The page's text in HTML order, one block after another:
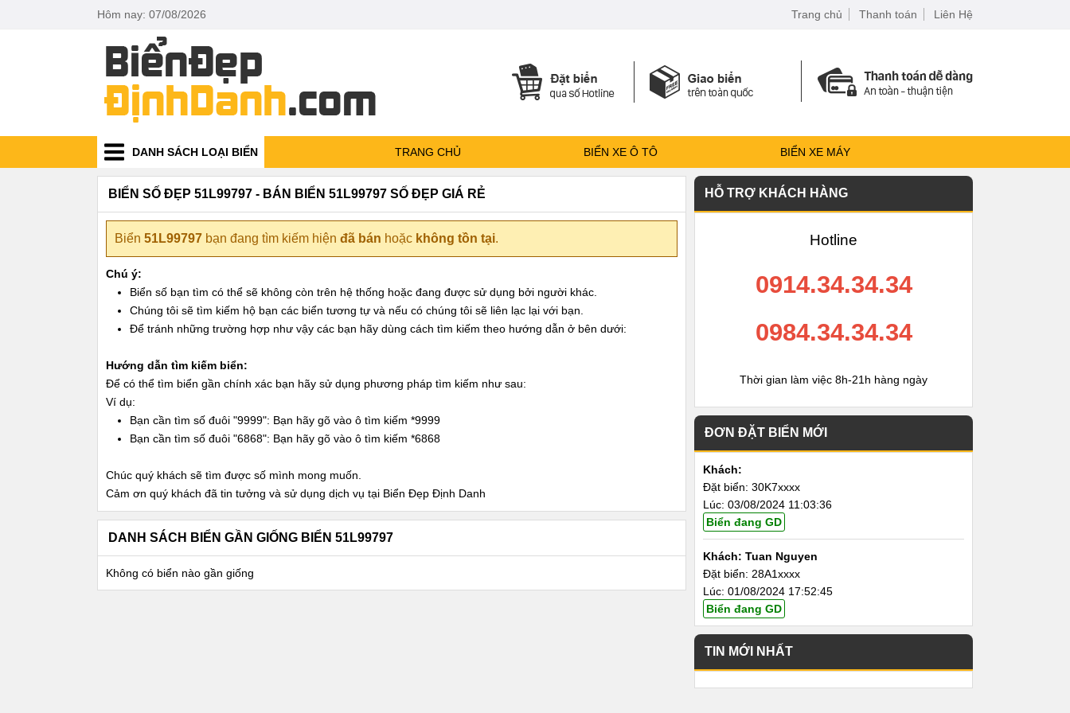
Hôm nay: 07/08/2026 Trang chủ Thanh toán Liên Hệ
DANH SÁCH LOẠI BIỂN TRANG CHỦ BIỂN XE Ô TÔ BIỂN XE MÁY
BIỂN SỐ ĐẸP 51L99797 - BÁN BIỂN 51L99797 SỐ ĐẸP GIÁ RẺ
Biển 51L99797 bạn đang tìm kiếm hiện đã bán hoặc không tồn tại.
Chú ý:
Biển số bạn tìm có thể sẽ không còn trên hệ thống hoặc đang được sử dụng bởi người khác.
Chúng tôi sẽ tìm kiếm hộ bạn các biển tương tự và nếu có chúng tôi sẽ liên lạc lại với bạn.
Để tránh những trường hợp như vậy các bạn hãy dùng cách tìm kiếm theo hướng dẫn ở bên dưới:
Hướng dẫn tìm kiếm biển:
Để có thể tìm biển gần chính xác bạn hãy sử dụng phương pháp tìm kiếm như sau:
Ví dụ:
Bạn cần tìm số đuôi "9999": Bạn hãy gõ vào ô tìm kiếm *9999
Bạn cần tìm số đuôi "6868": Bạn hãy gõ vào ô tìm kiếm *6868
Chúc quý khách sẽ tìm được số mình mong muốn.
Cảm ơn quý khách đã tin tưởng và sử dụng dịch vụ tại Biển Đẹp Định Danh
DANH SÁCH BIỂN GẦN GIỐNG BIỂN 51L99797
Không có biển nào gần giống
HỖ TRỢ KHÁCH HÀNG
Hotline
0914.34.34.34
0984.34.34.34
Thời gian làm việc 8h-21h hàng ngày
ĐƠN ĐẶT BIỂN MỚI
Khách:
Đặt biển: 30K7xxxx
Lúc: 03/08/2024 11:03:36
Biển đang GD
Khách: Tuan Nguyen
Đặt biển: 28A1xxxx
Lúc: 01/08/2024 17:52:45
Biển đang GD
TIN MỚI NHẤT